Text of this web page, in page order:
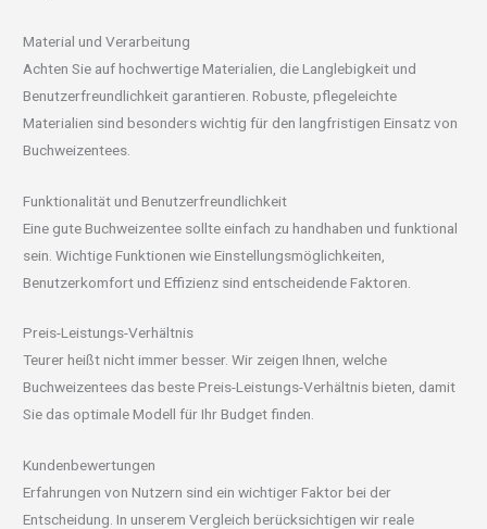
Material und Verarbeitung
Achten Sie auf hochwertige Materialien, die Langlebigkeit und
Benutzerfreundlichkeit garantieren. Robuste, pflegeleichte
Materialien sind besonders wichtig für den langfristigen Einsatz von
Buchweizentees.
Funktionalität und Benutzerfreundlichkeit
Eine gute Buchweizentee sollte einfach zu handhaben und funktional
sein. Wichtige Funktionen wie Einstellungsmöglichkeiten,
Benutzerkomfort und Effizienz sind entscheidende Faktoren.
Preis-Leistungs-Verhältnis
Teurer heißt nicht immer besser. Wir zeigen Ihnen, welche
Buchweizentees das beste Preis-Leistungs-Verhältnis bieten, damit
Sie das optimale Modell für Ihr Budget finden.
Kundenbewertungen
Erfahrungen von Nutzern sind ein wichtiger Faktor bei der
Entscheidung. In unserem Vergleich berücksichtigen wir reale